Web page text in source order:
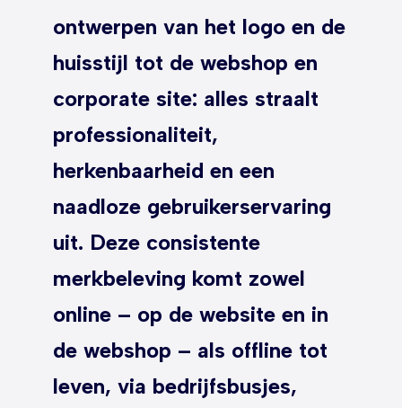
ontwerpen van het logo en de
huisstijl tot de webshop en
corporate site: alles straalt
professionaliteit,
herkenbaarheid en een
naadloze gebruikerservaring
uit. Deze consistente
merkbeleving komt zowel
online – op de website en in
de webshop – als offline tot
leven, via bedrijfsbusjes,